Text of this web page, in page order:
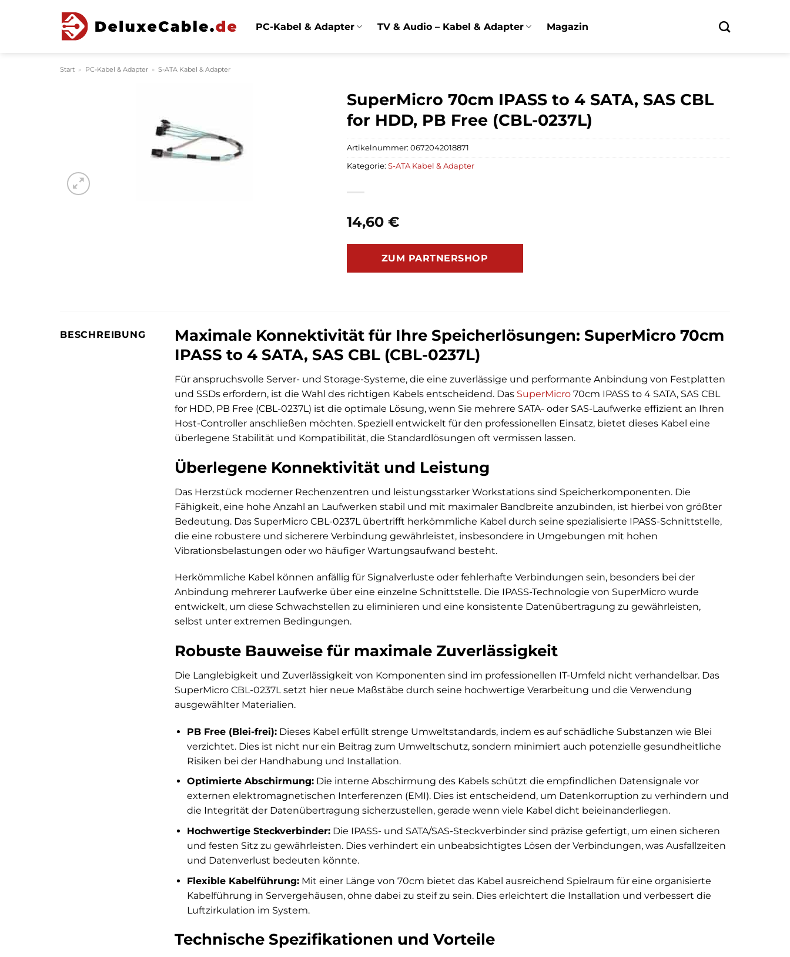
PC-Kabel & Adapter TV & Audio – Kabel & Adapter Magazin
Start » PC-Kabel & Adapter » S-ATA Kabel & Adapter
SuperMicro 70cm IPASS to 4 SATA, SAS CBL
for HDD, PB Free (CBL-0237L)
14,60 €
ZUM PARTNERSHOP
Artikelnummer: 0672042018871
Kategorie: S-ATA Kabel & Adapter
BESCHREIBUNG
Maximale Konnektivität für Ihre Speicherlösungen: SuperMicro 70cm
IPASS to 4 SATA, SAS CBL (CBL-0237L)
Für anspruchsvolle Server- und Storage-Systeme, die eine zuverlässige und performante Anbindung von Festplatten
und SSDs erfordern, ist die Wahl des richtigen Kabels entscheidend. Das SuperMicro 70cm IPASS to 4 SATA, SAS CBL
for HDD, PB Free (CBL-0237L) ist die optimale Lösung, wenn Sie mehrere SATA- oder SAS-Laufwerke effizient an Ihren
Host-Controller anschließen möchten. Speziell entwickelt für den professionellen Einsatz, bietet dieses Kabel eine
überlegene Stabilität und Kompatibilität, die Standardlösungen oft vermissen lassen.
Überlegene Konnektivität und Leistung
Das Herzstück moderner Rechenzentren und leistungsstarker Workstations sind Speicherkomponenten. Die
Fähigkeit, eine hohe Anzahl an Laufwerken stabil und mit maximaler Bandbreite anzubinden, ist hierbei von größter
Bedeutung. Das SuperMicro CBL-0237L übertrifft herkömmliche Kabel durch seine spezialisierte IPASS-Schnittstelle,
die eine robustere und sicherere Verbindung gewährleistet, insbesondere in Umgebungen mit hohen
Vibrationsbelastungen oder wo häufiger Wartungsaufwand besteht.
Herkömmliche Kabel können anfällig für Signalverluste oder fehlerhafte Verbindungen sein, besonders bei der
Anbindung mehrerer Laufwerke über eine einzelne Schnittstelle. Die IPASS-Technologie von SuperMicro wurde
entwickelt, um diese Schwachstellen zu eliminieren und eine konsistente Datenübertragung zu gewährleisten,
selbst unter extremen Bedingungen.
Robuste Bauweise für maximale Zuverlässigkeit
Die Langlebigkeit und Zuverlässigkeit von Komponenten sind im professionellen IT-Umfeld nicht verhandelbar. Das
SuperMicro CBL-0237L setzt hier neue Maßstäbe durch seine hochwertige Verarbeitung und die Verwendung
ausgewählter Materialien.
PB Free (Blei-frei):Dieses Kabel erfüllt strenge Umweltstandards, indem es auf schädliche Substanzen wie Blei
verzichtet. Dies ist nicht nur ein Beitrag zum Umweltschutz, sondern minimiert auch potenzielle gesundheitliche
Risiken bei der Handhabung und Installation.
Optimierte Abschirmung:Die interne Abschirmung des Kabels schützt die empfindlichen Datensignale vor
externen elektromagnetischen Interferenzen (EMI). Dies ist entscheidend, um Datenkorruption zu verhindern und
die Integrität der Datenübertragung sicherzustellen, gerade wenn viele Kabel dicht beieinanderliegen.
Hochwertige Steckverbinder:Die IPASS- und SATA/SAS-Steckverbinder sind präzise gefertigt, um einen sicheren
und festen Sitz zu gewährleisten. Dies verhindert ein unbeabsichtigtes Lösen der Verbindungen, was Ausfallzeiten
und Datenverlust bedeuten könnte.
Flexible Kabelführung:Mit einer Länge von 70cm bietet das Kabel ausreichend Spielraum für eine organisierte
Kabelführung in Servergehäusen, ohne dabei zu steif zu sein. Dies erleichtert die Installation und verbessert die
Luftzirkulation im System.
Technische Spezifikationen und Vorteile